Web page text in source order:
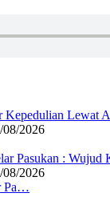
08/2026
08/2026
Pa…